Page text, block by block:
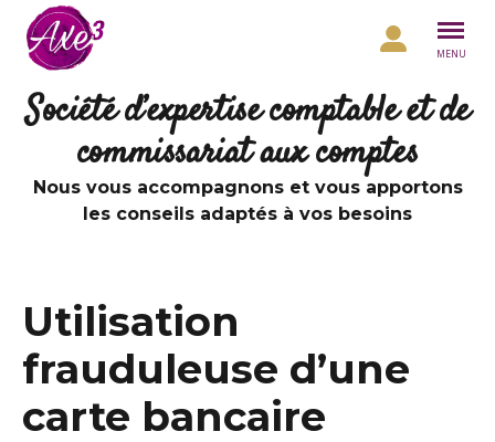
Aller au contenu
MENU
Société d’expertise comptable et de
commissariat aux comptes
Nous vous accompagnons et vous apportons
les conseils adaptés à vos besoins
Utilisation
frauduleuse d’une
carte bancaire